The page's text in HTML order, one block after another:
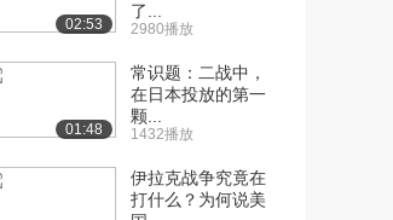
02:53
了...
2980播放
01:48
常识题：二战中，
在日本投放的第一
颗...
1432播放
伊拉克战争究竟在
打什么？为何说美